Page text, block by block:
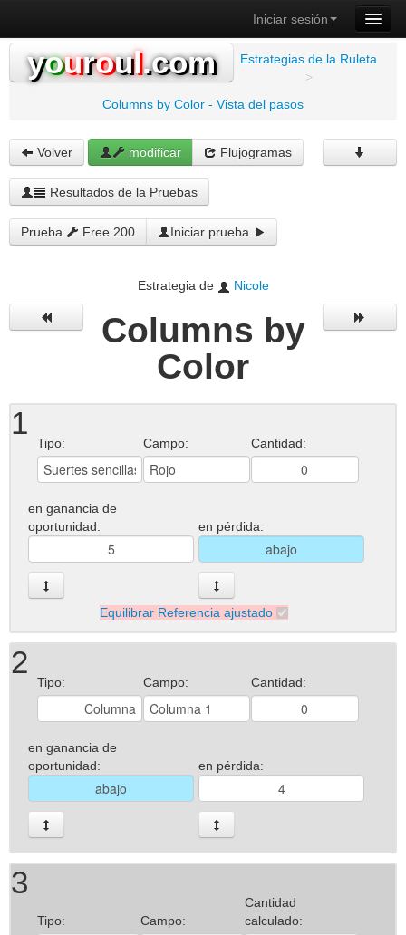
Iniciar sesión
youroul.com
Estrategias de la Ruleta
>
Columns by Color - Vista del pasos
Volver modificar Flujogramas
Resultados de la Pruebas
Prueba Free 200 Iniciar prueba
Estrategia de Nicole
Columns by
Color
1
Tipo: Campo: Cantidad:
en ganancia de
oportunidad:
en pérdida:
Equilibrar Referencia ajustado
2
Tipo: Campo: Cantidad:
en ganancia de
oportunidad:
en pérdida:
3
Tipo: Campo:
Cantidad
calculado: